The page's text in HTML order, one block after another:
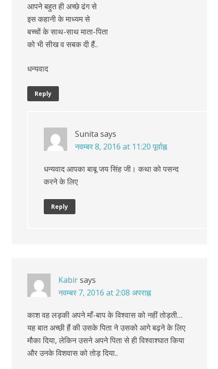
आपने बहुत ही अच्छे ढंग से
इस कहानी के माध्यम से
बच्चों के साथ-साथ माता-पिता
को भी सीख व सबक दी हैं..
धन्यवाद
Reply
Sunita says
नवम्बर 8, 2016 at 11:20 पूर्वाह्न
धन्यवाद आपका बाबू जय सिंह जी। कथा को पसन्द
करने के लिए
Reply
Kabirsays
नवम्बर 7, 2016 at 2:08 अपराह्न
काश वह लड़की अपने माँ-बाप के विश्वास को नहीं तोड़ती…
यह बात अच्छी हैं की उसके पिता ने उसको आगे बढ़ने के लिए
मौका दिया, लेकिन उसने अपने पिता से ही विश्वाश्घात किया
और उनके विशवास को तोड़ दिया..